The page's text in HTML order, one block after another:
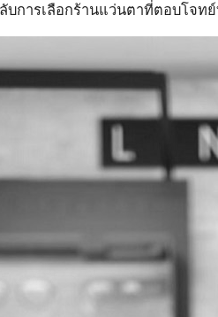
บการเลือกร้านแว่นตาที่ตอบโจ